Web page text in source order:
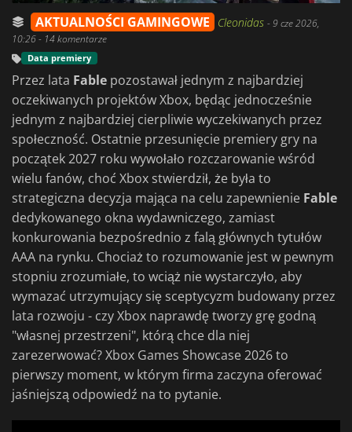
AKTUALNOŚCI GAMINGOWE Cleonidas -9 cze 2026,
10:26- 14 komentarze
Data premiery
Przez lata Fable pozostawał jednym z najbardziej
oczekiwanych projektów Xbox, będąc jednocześnie
jednym z najbardziej cierpliwie wyczekiwanych przez
społeczność. Ostatnie przesunięcie premiery gry na
początek 2027 roku wywołało rozczarowanie wśród
wielu fanów, choć Xbox stwierdził, że była to
strategiczna decyzja mająca na celu zapewnienie Fable
dedykowanego okna wydawniczego, zamiast
konkurowania bezpośrednio z falą głównych tytułów
AAA na rynku. Chociaż to rozumowanie jest w pewnym
stopniu zrozumiałe, to wciąż nie wystarczyło, aby
wymazać utrzymujący się sceptycyzm budowany przez
lata rozwoju - czy Xbox naprawdę tworzy grę godną
"własnej przestrzeni", którą chce dla niej
zarezerwować? Xbox Games Showcase 2026 to
pierwszy moment, w którym firma zaczyna oferować
jaśniejszą odpowiedź na to pytanie.